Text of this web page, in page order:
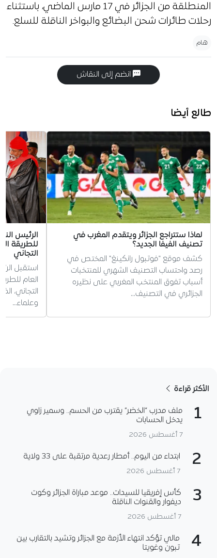
المنطلقة من الجزائر في 17 مارس الماضي، باستثناء
رحلات طائرات شحن البضائع والبواخر الناقلة للسلع.
هام
انضم إلى النقاش
طالع أيضا
لماذا ستتراجع الجزائر ويتقدم المغرب في
تصنيف الفيفا الجديد؟
كشف موقع "فوتبول رانكينغ" المختص في
رصد واحتساب التصنيف الشهري للمنتخبات
أسباب تفوق المنتخب المغربي على نظيره
الجزائري في التصنيف…
الرئيس
للطريقة
التجاني
استقبل
العام
التجاني،
وعلماء…
الأكثر قراءة
1
ملف مدرب “الخضر” يقترب من الحسم.. وسمير زاوي
يدخل الحسابات
7 أغسطس 2026
2 ابتداء من اليوم.. أمطار رعدية مرتقبة على 33 ولاية
7 أغسطس 2026
3
كأس إفريقيا للسيدات.. موعد مباراة الجزائر وكوت
ديفوار والقنوات الناقلة
7 أغسطس 2026
4
مالي تؤكد انتهاء الأزمة مع الجزائر وتشيد بالتقارب بين
تبون وغويتا